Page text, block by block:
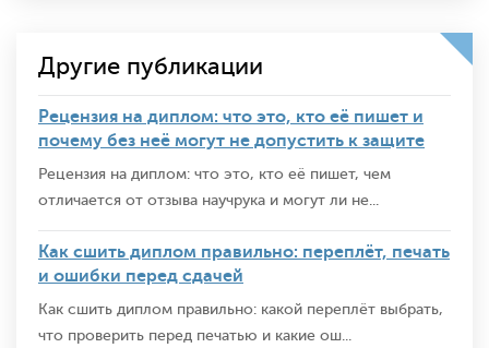
Другие публикации
Рецензия на диплом: что это, кто её пишет и
почему без неё могут не допустить к защите
Рецензия на диплом: что это, кто её пишет, чем
отличается от отзыва научрука и могут ли не...
Как сшить диплом правильно: переплёт, печать
и ошибки перед сдачей
Как сшить диплом правильно: какой переплёт выбрать,
что проверить перед печатью и какие ош...